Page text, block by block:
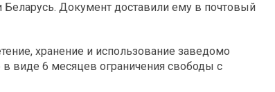
Документ доставили ему в почтовый
хранение и использование заведомо
в виде 6 месяцев ограничения свободы с